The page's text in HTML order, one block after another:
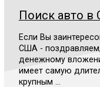
Поиск авто
Если Вы
США -
денежному
имеет самую
крупным ...